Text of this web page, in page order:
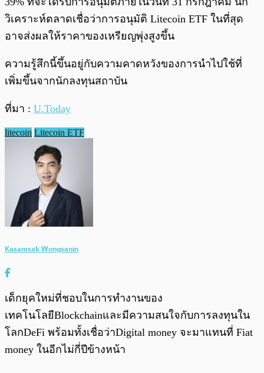
วิเคราะห์ตลาดเชื่อว่าการอนุมัติ Litecoin ETF ในที่สุด
อาจส่งผลให้ราคาของเหรียญพุ่งสูงขึ้น
ความรู้สึกนี้ขึ้นอยู่กับความคาดหวังของการนำไปใช้ที่
เพิ่มขึ้นจากนักลงทุนสถาบัน
ที่มา : U.Today
litecoin Litecoin ETF
Kasamsak Wongsanin
เด็กยุคใหม่ที่ชอบในการทำงานของ
เทคโนโลยีBlockchainและมีความสนใจกับการลงทุนใน
โลกDeFi พร้อมทั้งเชื่อว่าDigital money จะมาแทนที่ Fiat
money ในอีกไม่กี่ปีข้างหน้า